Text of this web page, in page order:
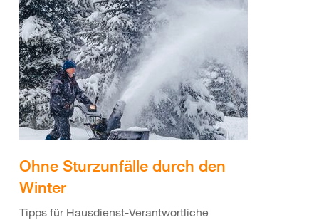
Ohne Sturzunfälle durch den
Winter
Tipps für Hausdienst-Verantwortliche